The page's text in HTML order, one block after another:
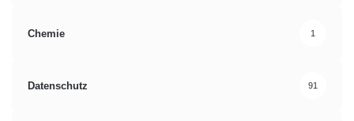
Chemie 1
Datenschutz 91